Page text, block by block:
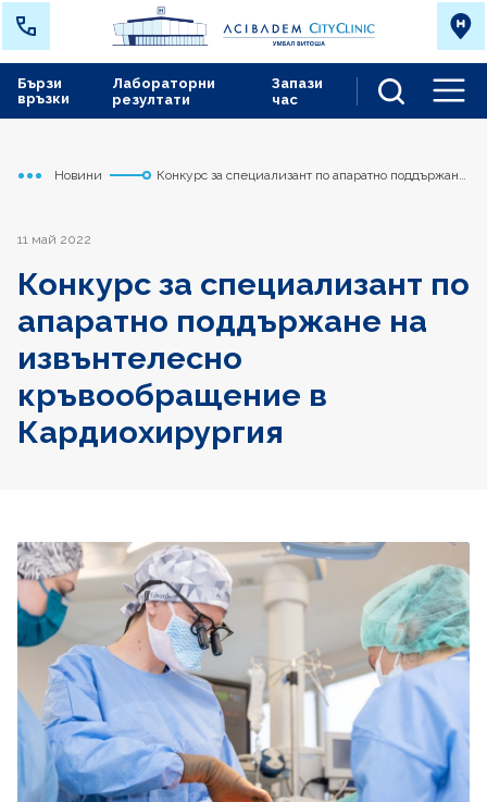
Лабораторни
резултати
Запази
час
Бързи
връзки
Начало
Сърдечно съдов център
Новини
Конкурс за специализант по апаратно поддържане
11 май 2022
Конкурс за специализант по
апаратно поддържане на
извънтелесно
кръвообращение в
Кардиохирургия